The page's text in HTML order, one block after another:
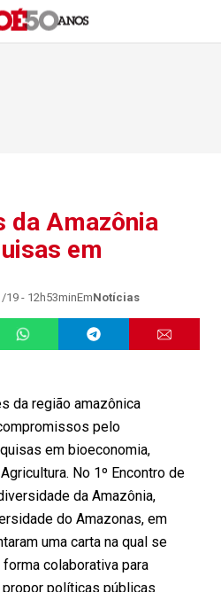
da Amazônia
em
19 - 12h53minEmNotícias
da região amazônica
pelo
em bioeconomia,
No 1º Encontro de
da Amazônia,
do Amazonas, em
uma carta na qual se
colaborativa para
políticas públicas